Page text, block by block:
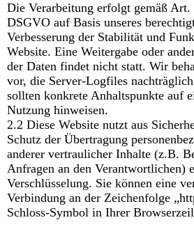
Die Verarbeitung erfolgt gemäß
DSGVO auf Basis unseres
Verbesserung der Stabilität und
Website. Eine Weitergabe oder
der Daten findet nicht statt. Wir
vor, die Server-Logfiles
sollten konkrete Anhaltspunkte auf
Nutzung hinweisen.
2.2 Diese Website nutzt aus
Schutz der Übertragung
anderer vertraulicher Inhalte (z.B.
Anfragen an den Verantwortlichen)
Verschlüsselung. Sie können eine
Verbindung an der Zeichenfolge
Schloss-Symbol in Ihrer